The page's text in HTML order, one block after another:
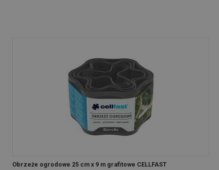
Obrzeże ogrodowe 25 cm x 9 m grafitowe CELLFAST